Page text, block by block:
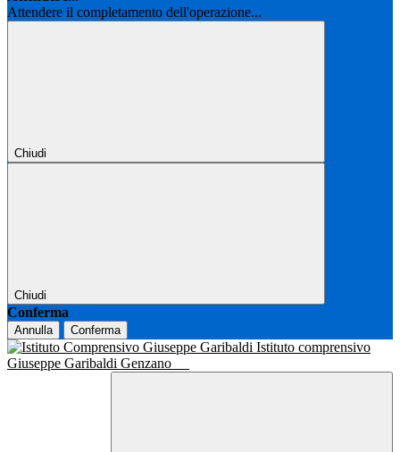
Attendere il completamento dell'operazione...
Chiudi
Chiudi
Conferma
Annulla Conferma
Istituto comprensivo
Giuseppe Garibaldi Genzano